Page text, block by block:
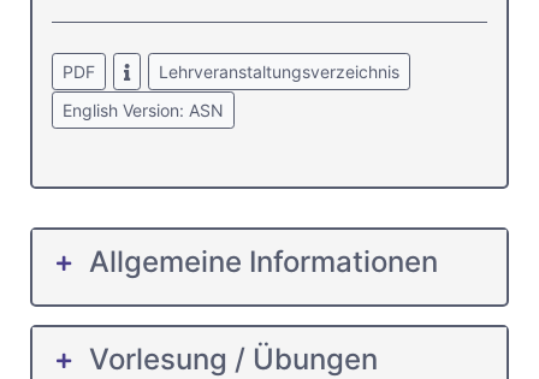
PDF
Lehrveranstaltungsverzeichnis
English Version: ASN
Allgemeine Informationen
Vorlesung / Übungen